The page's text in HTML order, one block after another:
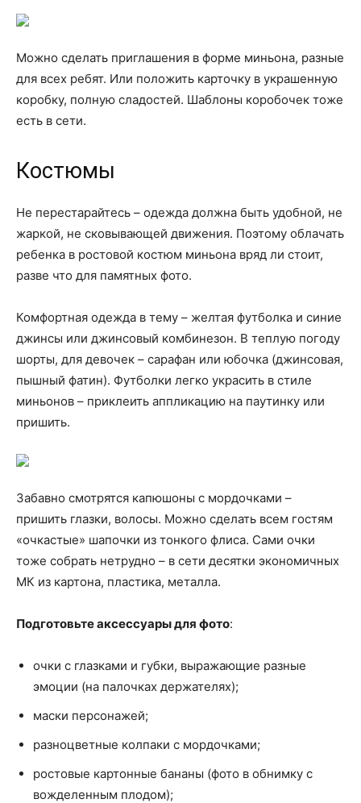
Можно сделать приглашения в форме миньона, разные
для всех ребят. Или положить карточку в украшенную
коробку, полную сладостей. Шаблоны коробочек тоже
есть в сети.
Костюмы
Не перестарайтесь – одежда должна быть удобной, не
жаркой, не сковывающей движения. Поэтому облачать
ребенка в ростовой костюм миньона вряд ли стоит,
разве что для памятных фото.
Комфортная одежда в тему – желтая футболка и синие
джинсы или джинсовый комбинезон. В теплую погоду
шорты, для девочек – сарафан или юбочка (джинсовая,
пышный фатин). Футболки легко украсить в стиле
миньонов – приклеить аппликацию на паутинку или
пришить.
Забавно смотрятся капюшоны с мордочками –
пришить глазки, волосы. Можно сделать всем гостям
«очкастые» шапочки из тонкого флиса. Сами очки
тоже собрать нетрудно – в сети десятки экономичных
МК из картона, пластика, металла.
Подготовьте аксессуары для фото:
очки с глазками и губки, выражающие разные
эмоции (на палочках держателях);
маски персонажей;
разноцветные колпаки с мордочками;
ростовые картонные бананы (фото в обнимку с
вожделенным плодом);